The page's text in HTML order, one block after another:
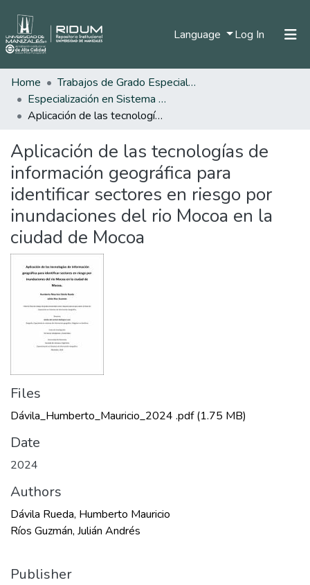
Language Log In (current)
Home
Trabajos de Grado Especializaciones
Especialización en Sistema de Información Geográfica
Aplicación de las tecnologías de información geográfica para identificar sectores en riesgo por inundaciones del rio Mocoa en la ciudad de Mocoa
Aplicación de las tecnologías de
información geográfica para
identificar sectores en riesgo por
inundaciones del rio Mocoa en la
ciudad de Mocoa
Files
Dávila_Humberto_Mauricio_2024 .pdf(1.75 MB)
Date
2024
Authors
Dávila Rueda, Humberto Mauricio
Ríos Guzmán, Julián Andrés
Publisher